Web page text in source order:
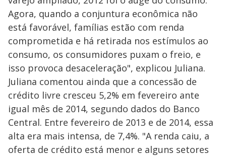
Agora, quando a conjuntura econômica não
está favorável, famílias estão com renda
comprometida e há retirada nos estímulos ao
consumo, os consumidores puxam o freio, e
isso provoca desaceleração", explicou Juliana.
Juliana comentou ainda que a concessão de
crédito livre cresceu 5,2% em fevereiro ante
igual mês de 2014, segundo dados do Banco
Central. Entre fevereiro de 2013 e de 2014, essa
alta era mais intensa, de 7,4%. "A renda caiu, a
oferta de crédito está menor e alguns setores